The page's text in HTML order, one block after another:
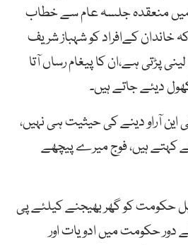
منعقدہ جلسہ عام سے خطاب
خاندان کےافراد کو شہباز شریف
پڑتی ہے،ان کا پیغام رساں آتا
دیئے جاتے ہیں۔
این آراو دینے کی حیثیت ہی نہیں،
کہتے ہیں، فوج میرے پیچھے
حکومت کو گھر بھیجنے کیلئے پی
دور حکومت میں ادویات اور